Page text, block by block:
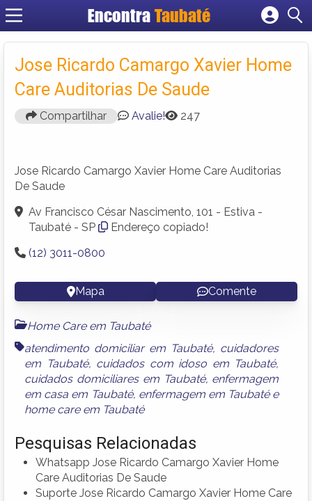
EncontraTaubaté
Cadastrar empresa
Criar conta
Jose Ricardo Camargo Xavier Home
Care Auditorias De Saude
Compartilhar Avalie! 247
Jose Ricardo Camargo Xavier Home Care Auditorias
De Saude
Av Francisco César Nascimento, 101 - Estiva -
Taubaté - SP
Endereço copiado!
(12) 3011-0800
Mapa Comente
Home Care em Taubaté
atendimento domiciliar em Taubaté, cuidadores
em Taubaté, cuidados com idoso em Taubaté,
cuidados domiciliares em Taubaté, enfermagem
em casa em Taubaté, enfermagem em Taubatée
home care em Taubaté
Pesquisas Relacionadas
Whatsapp Jose Ricardo Camargo Xavier Home
Care Auditorias De Saude
Suporte Jose Ricardo Camargo Xavier Home Care